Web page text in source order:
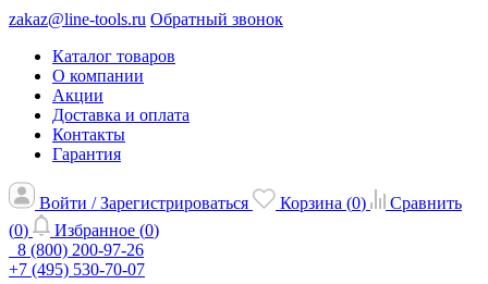
zakaz@line-tools.ru Обратный звонок
Каталог товаров
О компании
Акции
Доставка и оплата
Контакты
Гарантия
Войти / Зарегистрироваться Корзина (0)
Сравнить
(0) Избранное (0)
8 (800) 200-97-26
+7 (495) 530-70-07